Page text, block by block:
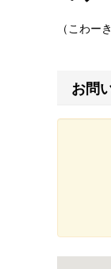
（こわー
お問